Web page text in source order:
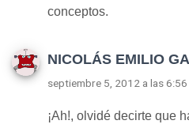
conceptos.
NICOLÁS EMILIO
septiembre 5, 2012 a las 6:56
¡Ah!, olvidé decirte que